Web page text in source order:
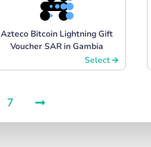
Azteco Bitcoin Lightning Gift
Voucher SAR in Gambia
Select
7